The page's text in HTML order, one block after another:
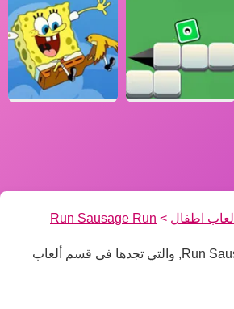
ألعاب اطفال >
Run Sausage Run
استمتع مع Run Sausage Run, والتي تجدها فى قسم ألعاب